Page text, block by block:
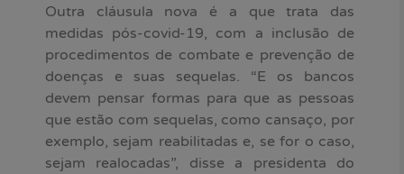
Outra cláusula nova é a que trata das
medidas pós-covid-19, com a inclusão de
procedimentos de combate e prevenção de
doenças e suas sequelas. “E os bancos
devem pensar formas para que as pessoas
que estão com sequelas, como cansaço, por
exemplo, sejam reabilitadas e, se for o caso,
sejam realocadas”, disse a presidenta do